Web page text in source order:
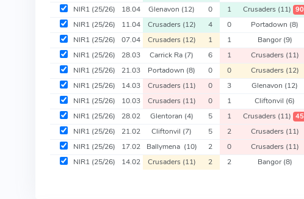
NIR1 (25/26) 18.04 Glenavon (12) 0 1 Crusaders (11) 90
NIR1 (25/26) 11.04 Crusaders (12) 4 0 Portadown (8)
NIR1 (25/26) 07.04 Crusaders (12) 1 1 Bangor(9)
NIR1 (25/26) 28.03 Carrick Ra (7) 6 1 Crusaders (11)
NIR1 (25/26) 21.03 Portadown (8) 0 0 Crusaders (12)
NIR1 (25/26) 14.03 Crusaders (11) 0 3 Glenavon (12)
NIR1 (25/26) 10.03 Crusaders (11) 0 1 Cliftonvil (6)
NIR1 (25/26) 28.02 Glentoran (4) 5 1 Crusaders (11) 45
NIR1 (25/26) 21.02 Cliftonvil (7) 5 2 Crusaders (11)
NIR1 (25/26) 17.02 Ballymena (10) 2 0 Crusaders (11)
NIR1 (25/26) 14.02 Crusaders (11) 2 2 Bangor(8)